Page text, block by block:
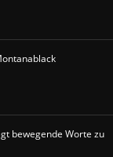
bewegende Worte zu